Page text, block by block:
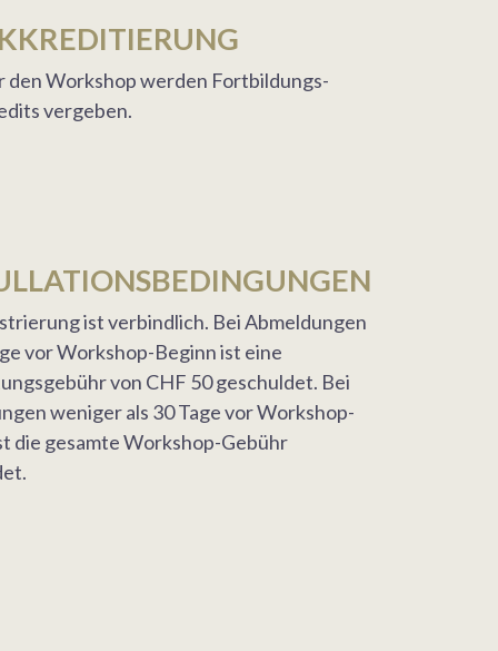
den Workshop werden Fortbildungs-
vergeben.
ist verbindlich. Bei Abmeldungen
vor Workshop-Beginn ist eine
von CHF 50 geschuldet. Bei
weniger als 30 Tage vor Workshop-
die gesamte Workshop-Gebühr